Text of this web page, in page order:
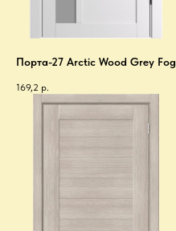
Порта-27 Arctic Wood Grey Fog
169,2 р.